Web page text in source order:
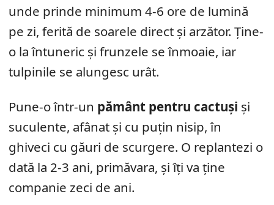
unde prinde minimum 4-6 ore de lumină
pe zi, ferită de soarele direct și arzător. Ține-
o la întuneric și frunzele se înmoaie, iar
tulpinile se alungesc urât.
Pune-o într-un pământ pentru cactuși și
suculente, afânat și cu puțin nisip, în
ghiveci cu găuri de scurgere. O replantezi o
dată la 2-3 ani, primăvara, și îți va ține
companie zeci de ani.